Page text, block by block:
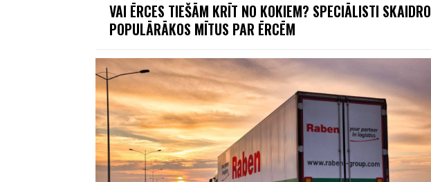
VAI ĒRCES TIEŠĀM KRĪT NO KOKIEM? SPECIĀLISTI SKAIDRO
POPULĀRĀKOS MĪTUS PAR ĒRCĒM